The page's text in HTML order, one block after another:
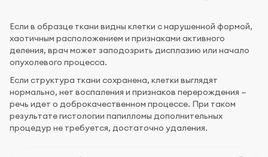
Если в образце ткани видны клетки с нарушенной формой,
хаотичным расположением и признаками активного
деления, врач может заподозрить дисплазию или начало
опухолевого процесса.
Если структура ткани сохранена, клетки выглядят
нормально, нет воспаления и признаков перерождения —
речь идет о доброкачественном процессе. При таком
результате гистологии папилломы дополнительных
процедур не требуется, достаточно удаления.